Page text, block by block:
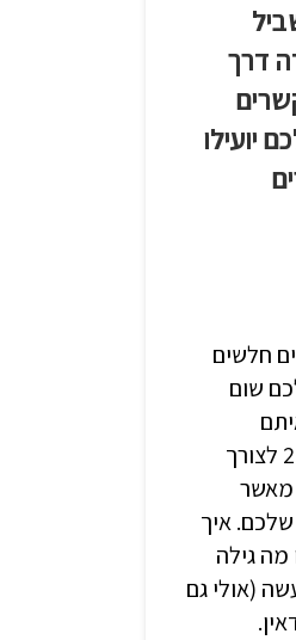
דרך
יועילו
חלשים
שום
אפקטיביים פי 2 לצורך
מאשר
איך
מה גילה
(אולי גם